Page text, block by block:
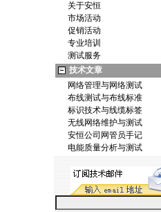
关于安恒
市场活动
促销活动
专业培训
测试服务
技术文章
网络管理与网络测试
布线测试与布线标准
标识技术与线缆标签
无线网络维护与测试
安恒公司网管员手记
电能质量分析与测试